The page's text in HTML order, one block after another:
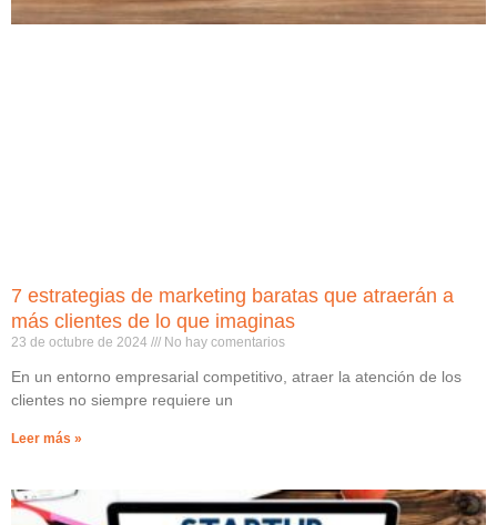
7 estrategias de marketing baratas que atraerán a
más clientes de lo que imaginas
23 de octubre de 2024 No hay comentarios
En un entorno empresarial competitivo, atraer la atención de los
clientes no siempre requiere un
Leer más »